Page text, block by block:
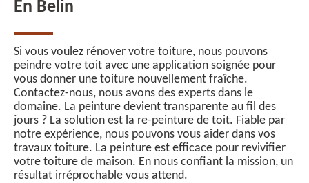
En Belin
Si vous voulez rénover votre toiture, nous pouvons
peindre votre toit avec une application soignée pour
vous donner une toiture nouvellement fraîche.
Contactez-nous, nous avons des experts dans le
domaine. La peinture devient transparente au fil des
jours ? La solution est la re-peinture de toit. Fiable par
notre expérience, nous pouvons vous aider dans vos
travaux toiture. La peinture est efficace pour revivifier
votre toiture de maison. En nous confiant la mission, un
résultat irréprochable vous attend.